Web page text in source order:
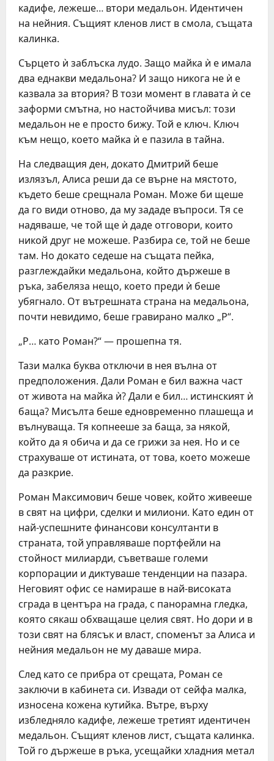
кадифе, лежеше… втори медальон. Идентичен
на нейния. Същият кленов лист в смола, същата
калинка.
Сърцето ѝ заблъска лудо. Защо майка ѝ е имала
два еднакви медальона? И защо никога не ѝ е
казвала за втория? В този момент в главата ѝ се
заформи смътна, но настойчива мисъл: този
медальон не е просто бижу. Той е ключ. Ключ
към нещо, което майка ѝ е пазила в тайна.
На следващия ден, докато Дмитрий беше
излязъл, Алиса реши да се върне на мястото,
където беше срещнала Роман. Може би щеше
да го види отново, да му зададе въпроси. Тя се
надяваше, че той ще ѝ даде отговори, които
никой друг не можеше. Разбира се, той не беше
там. Но докато седеше на същата пейка,
разглеждайки медальона, който държеше в
ръка, забеляза нещо, което преди ѝ беше
убягнало. От вътрешната страна на медальона,
почти невидимо, беше гравирано малко „Р“.
„Р… като Роман?“ — прошепна тя.
Тази малка буква отключи в нея вълна от
предположения. Дали Роман е бил важна част
от живота на майка ѝ? Дали е бил… истинският ѝ
баща? Мисълта беше едновременно плашеща и
вълнуваща. Тя копнееше за баща, за някой,
който да я обича и да се грижи за нея. Но и се
страхуваше от истината, от това, което можеше
да разкрие.
Роман Максимович беше човек, който живееше
в свят на цифри, сделки и милиони. Като един от
най-успешните финансови консултанти в
страната, той управляваше портфейли на
стойност милиарди, съветваше големи
корпорации и диктуваше тенденции на пазара.
Неговият офис се намираше в най-високата
сграда в центъра на града, с панорамна гледка,
която сякаш обхващаше целия свят. Но дори и в
този свят на блясък и власт, споменът за Алиса и
нейния медальон не му даваше мира.
След като се прибра от срещата, Роман се
заключи в кабинета си. Извади от сейфа малка,
износена кожена кутийка. Вътре, върху
избледняло кадифе, лежеше третият идентичен
медальон. Същият кленов лист, същата калинка.
Той го държеше в ръка, усещайки хладния метал